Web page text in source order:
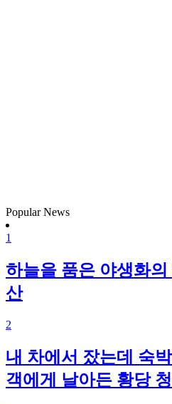
Popular News
1
하늘을 품은 야생화
산
2
내 차에서 잤는데 숙
객에게 날아든 황당